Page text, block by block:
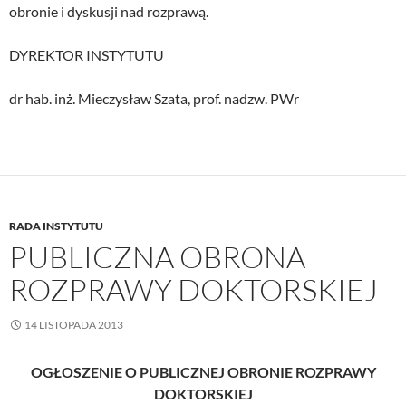
obronie i dyskusji nad rozprawą.
DYREKTOR INSTYTUTU
dr hab. inż. Mieczysław Szata, prof. nadzw. PWr
RADA INSTYTUTU
PUBLICZNA OBRONA
ROZPRAWY DOKTORSKIEJ
14 LISTOPADA 2013
OGŁOSZENIE O PUBLICZNEJ OBRONIE ROZPRAWY
DOKTORSKIEJ